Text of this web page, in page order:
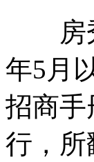
房秀
年5月
招商手
行，所